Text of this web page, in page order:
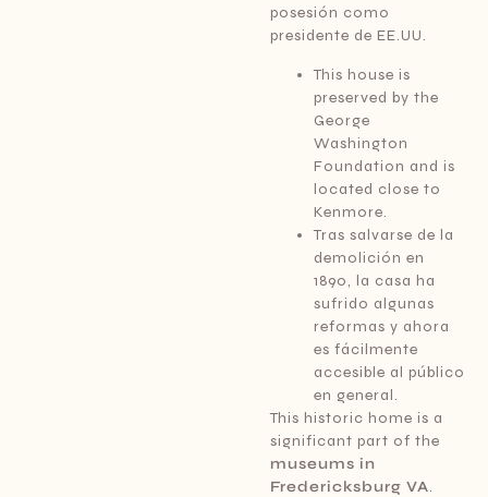
posesión como
presidente de EE.UU.
This house is
preserved by the
George
Washington
Foundation and is
located close to
Kenmore.
Tras salvarse de la
demolición en
1890, la casa ha
sufrido algunas
reformas y ahora
es fácilmente
accesible al público
en general.
This historic home is a
significant part of the
museums in
Fredericksburg VA.